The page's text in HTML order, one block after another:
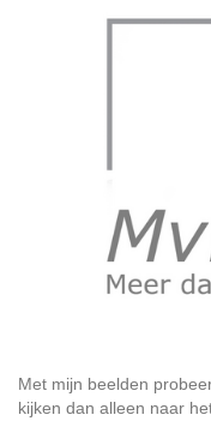
Met mijn beelden
kijken dan alleen naar